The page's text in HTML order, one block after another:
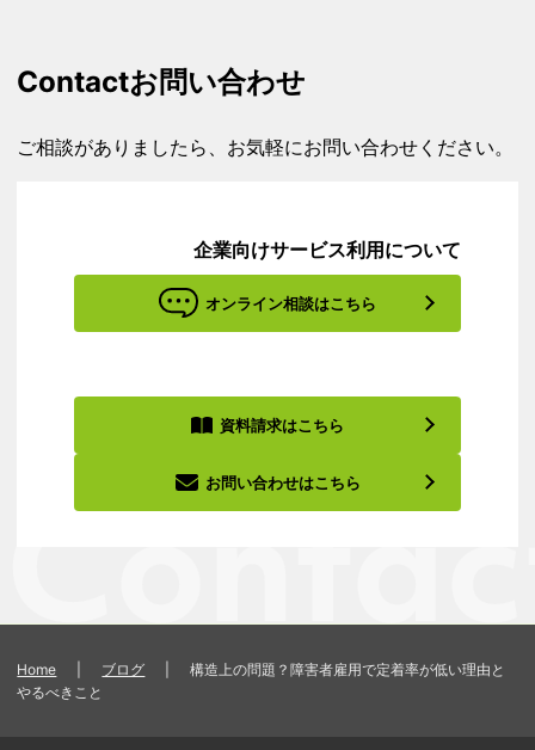
Contactお問い合わせ
ご相談がありましたら、お気軽にお問い合わせください。
企業向けサービス利用について
オンライン相談はこちら
資料請求はこちら
お問い合わせはこちら
Home ブログ
構造上の問題？障害者雇用で定着率が低い理由と
やるべきこと